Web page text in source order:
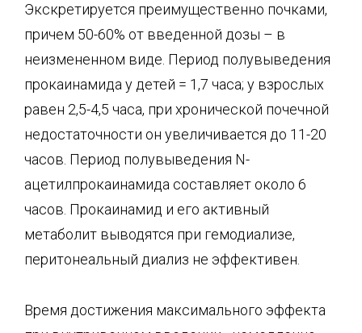
Экскретируется преимущественно почками,
причем 50-60% от введенной дозы – в
неизмененном виде. Период полувыведения
прокаинамида у детей = 1,7 часа; у взрослых
равен 2,5-4,5 часа, при хронической почечной
недостаточности он увеличивается до 11-20
часов. Период полувыведения N-
ацетилпрокаинамида составляет около 6
часов. Прокаинамид и его активный
метаболит выводятся при гемодиализе,
перитонеальный диализ не эффективен.
Время достижения максимального эффекта